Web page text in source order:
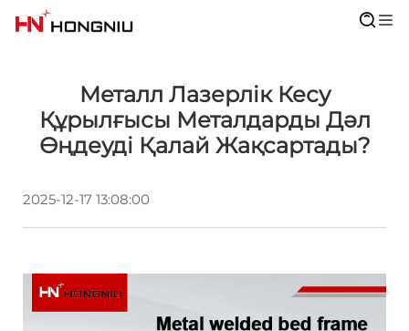
Металл Лазерлік Кесу
Құрылғысы Металдарды Дәл
Өңдеуді Қалай Жақсартады?
2025-12-17 13:08:00